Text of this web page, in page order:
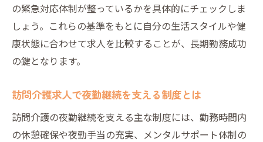
の緊急対応体制が整っているかを具体的にチェックしま
しょう。これらの基準をもとに自分の生活スタイルや健
康状態に合わせて求人を比較することが、長期勤務成功
の鍵となります。
訪問介護求人で夜勤継続を支える制度とは
訪問介護の夜勤継続を支える主な制度には、勤務時間内
の休憩確保や夜勤手当の充実、メンタルサポート体制の